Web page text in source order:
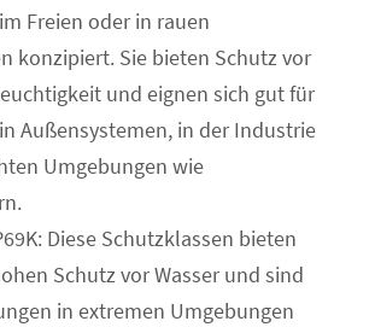
Freien oder in rauen
konzipiert. Sie bieten Schutz vor
und eignen sich gut für
Außensystemen, in der Industrie
Umgebungen wie
Diese Schutzklassen bieten
Schutz vor Wasser und sind
in extremen Umgebungen